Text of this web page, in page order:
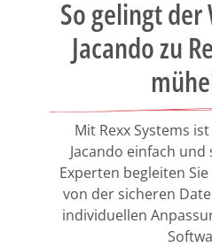
So gelingt der
Jacando zu
Mit Rexx Systems
Jacando einfach
Experten begleiten
von der sicheren
individuellen